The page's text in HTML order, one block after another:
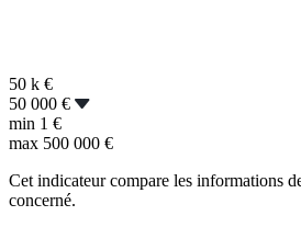
50 k €
50 000 €
min 1 €
max 500 000 €
Cet indicateur compare les informations
concerné.